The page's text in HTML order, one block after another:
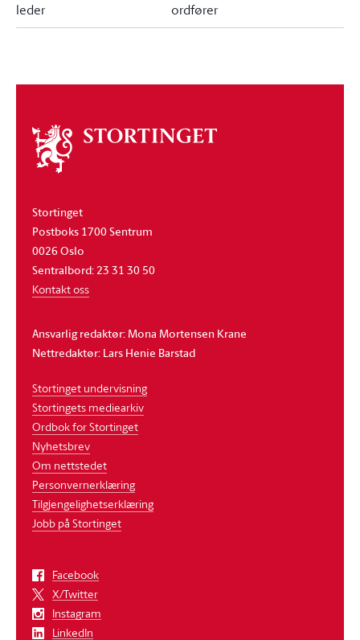
leder ordfører
Om
stortinget
Stortinget
Postboks 1700 Sentrum
0026 Oslo
Sentralbord: 23 31 30 50
Kontakt oss
Ansvarlig redaktør: Mona Mortensen Krane
Nettredaktør: Lars Henie Barstad
Stortinget undervisning
Stortingets mediearkiv
Ordbok for Stortinget
Nyhetsbrev
Om nettstedet
Personvernerklæring
Tilgjengelighetserklæring
Jobb på Stortinget
Facebook
X/Twitter
Instagram
LinkedIn